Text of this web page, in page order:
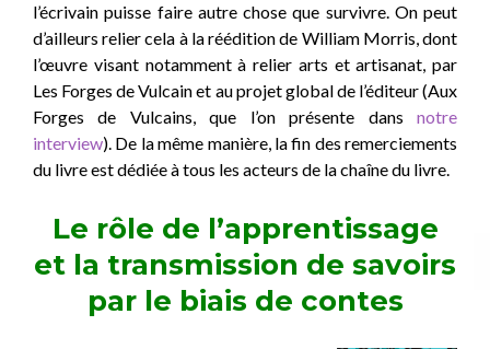
l’écrivain puisse faire autre chose que survivre. On peut
d’ailleurs relier cela à la réédition de William Morris, dont
l’œuvre visant notamment à relier arts et artisanat, par
Les Forges de Vulcain et au projet global de l’éditeur (Aux
Forges de Vulcains, que l’on présente dans notre
interview). De la même manière, la fin des remerciements
du livre est dédiée à tous les acteurs de la chaîne du livre.
Le rôle de l’apprentissage
et la transmission de savoirs
par le biais de contes